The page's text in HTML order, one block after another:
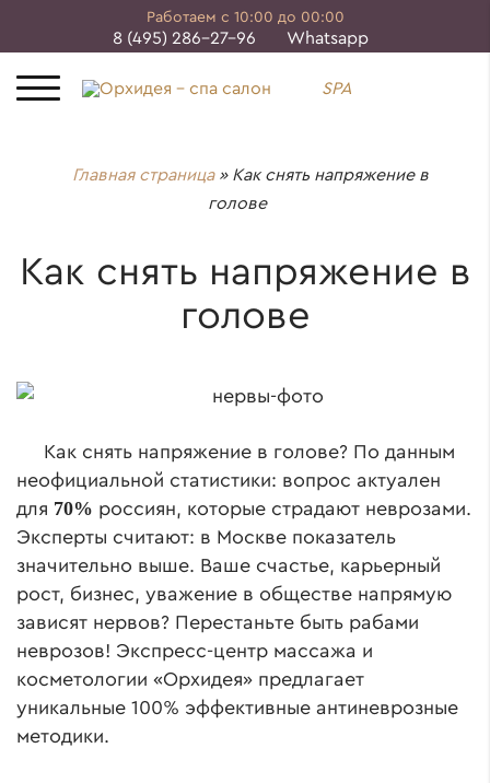
Работаем с 10:00 до 00:00
8 (495) 286-27-96 Whatsapp
SPA
Главная страница» Как снять напряжение в
голове
Как снять напряжение в
голове
Как снять напряжение в голове? По данным
неофициальной статистики: вопрос актуален
для 70% россиян, которые страдают неврозами.
Эксперты считают: в Москве показатель
значительно выше. Ваше счастье, карьерный
рост, бизнес, уважение в обществе напрямую
зависят нервов? Перестаньте быть рабами
неврозов! Экспресс-центр массажа и
косметологии «Орхидея» предлагает
уникальные 100% эффективные антиневрозные
методики.